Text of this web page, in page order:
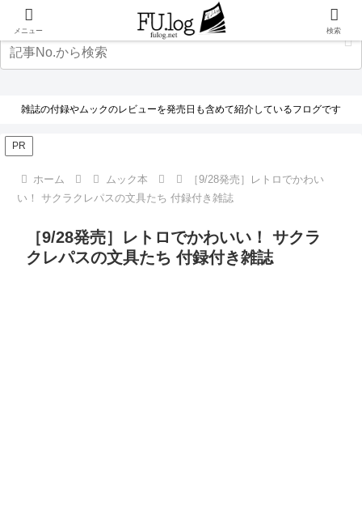
雑誌の付録やムックのレビューを発売日も含めて紹介しているフログです
PR
ホーム ムック本
［9/28発売］レトロでかわい
い！ サクラクレパスの文具たち 付録付き雑誌
［9/28発売］レトロでかわいい！ サクラ
クレパスの文具たち 付録付き雑誌
メニュー 検索